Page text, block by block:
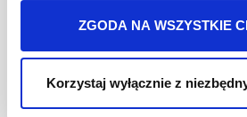
ZGODA NA WSZYSTKIE
Korzystaj wyłącznie z